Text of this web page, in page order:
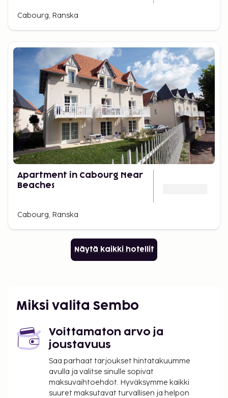
Cabourg, Ranska
Apartment in Cabourg Near
Beaches
Cabourg, Ranska
Näytä kaikki hotellit
Miksi valita Sembo
Voittamaton arvo ja
joustavuus
Saa parhaat tarjoukset hintatakuumme
avulla ja valitse sinulle sopivat
maksuvaihtoehdot. Hyväksymme kaikki
suuret maksutavat turvallisen ja helpon